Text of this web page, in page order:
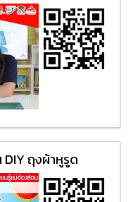
ถุงผ้าหูรูด